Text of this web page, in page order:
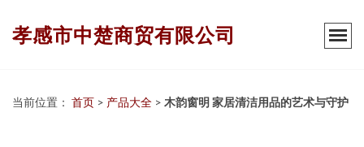
孝感市中楚商贸有限公司
当前位置： 首页 > 产品大全 > 木韵窗明 家居清洁用品的艺术与守护